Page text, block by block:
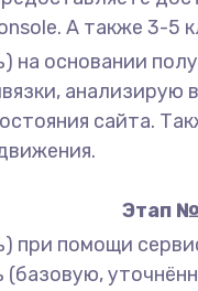
А также 3-5
на основании
сайта.
Этап
при помощи
(базовую,